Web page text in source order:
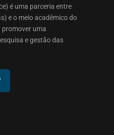
é uma parceria entre
e o meio acadêmico do
promover uma
e gestão das